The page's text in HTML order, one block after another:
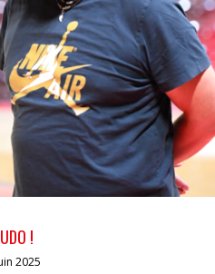
MERCI LUDO !
actualités
!
2025